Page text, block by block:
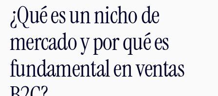
¿Qué es un nicho de
mercado y por qué es
fundamental en ventas